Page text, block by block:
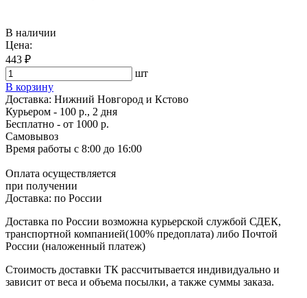
В наличии
Цена:
443 ₽
шт
В корзину
Доставка: Нижний Новгород и Кстово
Курьером - 100 р., 2 дня
Бесплатно - от 1000 р.
Самовывоз
Время работы с 8:00 до 16:00
Оплата осуществляется
при получении
Доставка: по России
Доставка по России возможна курьерской службой СДЕК,
транспортной компанией(100% предоплата) либо Почтой
России (наложенный платеж)
Стоимость доставки ТК рассчитывается индивидуально и
зависит от веса и объема посылки, а также суммы заказа.